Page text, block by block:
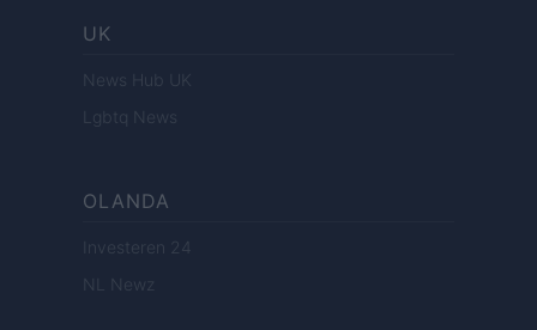
UK
News Hub UK
Lgbtq News
OLANDA
Investeren 24
NL Newz